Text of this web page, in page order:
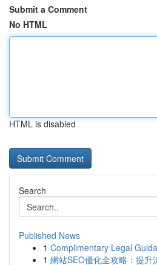
Submit a Comment
No HTML
HTML is disabled
Search
Published News
1 Complimentary Legal
1 網站SEO優化全攻略：提升